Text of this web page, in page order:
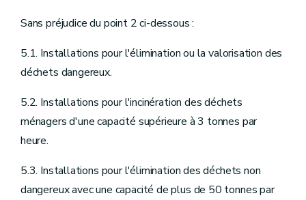
Sans préjudice du point 2 ci-dessous :
5.1. Installations pour l'élimination ou la valorisation des
déchets dangereux.
5.2. Installations pour l'incinération des déchets
ménagers d'une capacité supérieure à 3 tonnes par
heure.
5.3. Installations pour l'élimination des déchets non
dangereux avec une capacité de plus de 50 tonnes par